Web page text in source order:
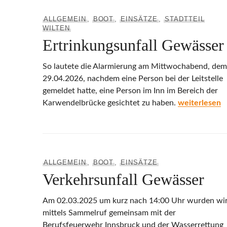
ALLGEMEIN, BOOT,EINSÄTZE, STADTTEIL
WILTEN
Ertrinkungsunfall Gewässer
So lautete die Alarmierung am Mittwochabend, dem
29.04.2026, nachdem eine Person bei der Leitstelle
gemeldet hatte, eine Person im Inn im Bereich der
Karwendelbrücke gesichtet zu haben. weiterlesen
ALLGEMEIN, BOOT,EINSÄTZE
Verkehrsunfall Gewässer
Am 02.03.2025 um kurz nach 14:00 Uhr wurden
mittels Sammelruf gemeinsam mit der
Berufsfeuerwehr Innsbruck und der Wasserrettung